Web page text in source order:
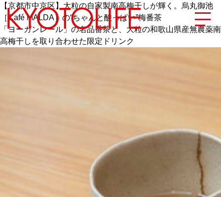
【京都市中京区】大粒の自家製南高梅干しが輝く。烏丸御池
［Café MALDA］の“ちゃんと酸っぱい”梅番茶
「ヨーガンレール」の名品番茶と、大粒の和歌山県産無農薬南
高梅干しを取り合わせた限定ドリンク